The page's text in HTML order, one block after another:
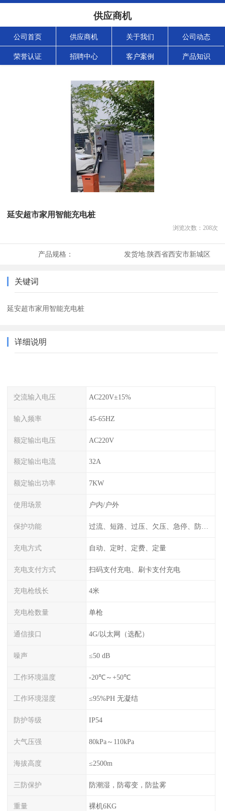
供应商机
公司首页 供应商机 关于我们 公司动态
荣誉认证 招聘中心 客户案例 产品知识
延安超市家用智能充电桩
浏览次数： 208次
产品规格： 发货地:陕西省西安市新城区
关键词
延安超市家用智能充电桩
详细说明
交流输入电压 AC220V±15%
输入频率 45-65HZ
额定输出电压 AC220V
额定输出电流 32A
额定输出功率 7KW
使用场景 户内/户外
保护功能 过流、短路、过压、欠压、急停、防雷、漏电保护
充电方式 自动、定时、定费、定量
充电支付方式 扫码支付充电、刷卡支付充电
充电枪线长 4米
充电枪数量 单枪
通信接口 4G/以太网（选配）
噪声 ≤50 dB
工作环境温度 -20℃～+50℃
工作环境湿度 ≤95%PH 无凝结
防护等级 IP54
大气压强 80kPa～110kPa
海拔高度 ≤2500m
三防保护 防潮湿，防霉变，防盐雾
重量 裸机6KG